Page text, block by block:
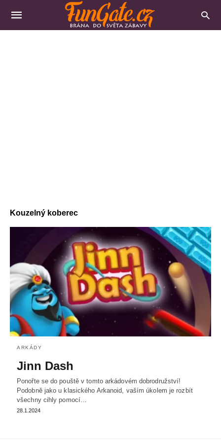
Kouzelný koberec
ARKÁDY
Jinn Dash
Ponořte se do pouště v tomto arkádovém dobrodružství!
Podobně jako u klasického Arkanoid, vaším úkolem je rozbít
všechny cihly pomocí…
28.1.2024